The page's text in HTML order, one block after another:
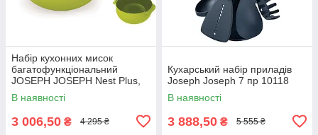
Набір кухонних мисок
багатофункціональний
JOSEPH JOSEPH Nest Plus,
різнокольоровий, 9 предметів
(40031)
В наявності
3 006,50 ₴ 4 295 ₴
Кухарський набір приладів
Joseph Joseph 7 пр 10118
В наявності
3 888,50 ₴ 5 555 ₴